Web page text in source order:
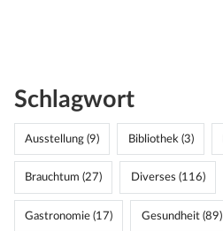
Schlagwort
Ausstellung (9) Bibliothek (3)
Brauchtum (27) Diverses (116)
Gastronomie (17) Gesundheit (89)